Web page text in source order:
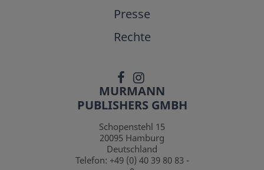
Presse
Rechte
MURMANN
PUBLISHERS GMBH
Schopenstehl 15
20095 Hamburg
Deutschland
Telefon: +49 (0) 40 39 80 83 -